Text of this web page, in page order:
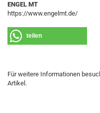
ENGEL MT
https://www.engelmt.de/
teilen
Für weitere Informationen
Artikel.